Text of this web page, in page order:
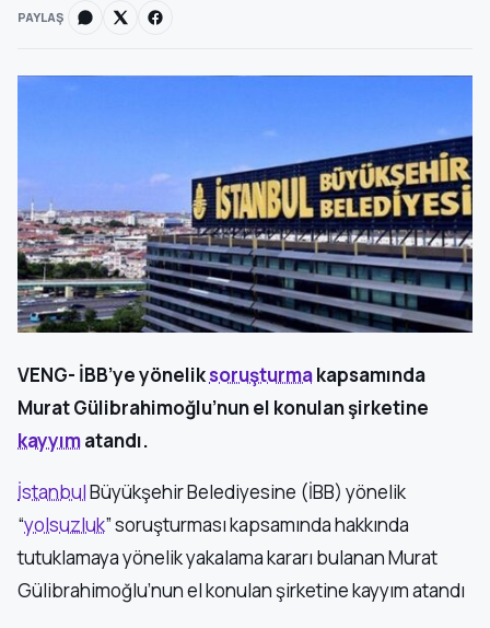
PAYLAŞ
VENG- İBB’ye yöneliksoruşturmakapsamında
Murat Gülibrahimoğlu’nun el konulan şirketine
kayyımatandı.
İstanbulBüyükşehir Belediyesine (İBB) yönelik
“yolsuzluk” soruşturması kapsamında hakkında
tutuklamaya yönelik yakalama kararı bulanan Murat
Gülibrahimoğlu’nun el konulan şirketine kayyım atandı